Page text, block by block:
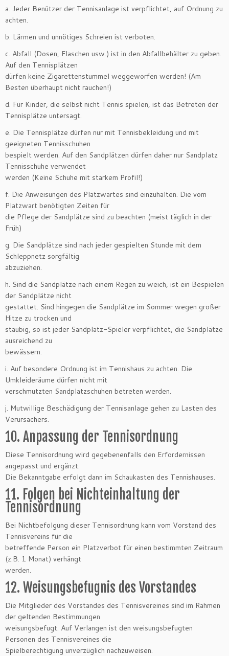
a. Jeder Benützer der Tennisanlage ist verpflichtet, auf Ordnung zu
achten.
b. Lärmen und unnötiges Schreien ist verboten.
c. Abfall (Dosen, Flaschen usw.) ist in den Abfallbehälter zu geben.
Auf den Tennisplätzen
dürfen keine Zigarettenstummel weggeworfen werden! (Am
Besten überhaupt nicht rauchen!)
d. Für Kinder, die selbst nicht Tennis spielen, ist das Betreten der
Tennisplätze untersagt.
e. Die Tennisplätze dürfen nur mit Tennisbekleidung und mit
geeigneten Tennisschuhen
bespielt werden. Auf den Sandplätzen dürfen daher nur Sandplatz
Tennisschuhe verwendet
werden (Keine Schuhe mit starkem Profil!)
f. Die Anweisungen des Platzwartes sind einzuhalten. Die vom
Platzwart benötigten Zeiten für
die Pflege der Sandplätze sind zu beachten (meist täglich in der
Früh)
g. Die Sandplätze sind nach jeder gespielten Stunde mit dem
Schleppnetz sorgfältig
abzuziehen.
h. Sind die Sandplätze nach einem Regen zu weich, ist ein Bespielen
der Sandplätze nicht
gestattet. Sind hingegen die Sandplätze im Sommer wegen großer
Hitze zu trocken und
staubig, so ist jeder Sandplatz-Spieler verpflichtet, die Sandplätze
ausreichend zu
bewässern.
i. Auf besondere Ordnung ist im Tennishaus zu achten. Die
Umkleideräume dürfen nicht mit
verschmutzten Sandplatzschuhen betreten werden.
j. Mutwillige Beschädigung der Tennisanlage gehen zu Lasten des
Verursachers.
10. Anpassung der Tennisordnung
Diese Tennisordnung wird gegebenenfalls den Erfordernissen
angepasst und ergänzt.
Die Bekanntgabe erfolgt dann im Schaukasten des Tennishauses.
11. Folgen bei Nichteinhaltung der
Tennisordnung
Bei Nichtbefolgung dieser Tennisordnung kann vom Vorstand des
Tennisvereins für die
betreffende Person ein Platzverbot für einen bestimmten Zeitraum
(z.B. 1 Monat) verhängt
werden.
12. Weisungsbefugnis des Vorstandes
Die Mitglieder des Vorstandes des Tennisvereines sind im Rahmen
der geltenden Bestimmungen
weisungsbefugt. Auf Verlangen ist den weisungsbefugten
Personen des Tennisvereines die
Spielberechtigung unverzüglich nachzuweisen.